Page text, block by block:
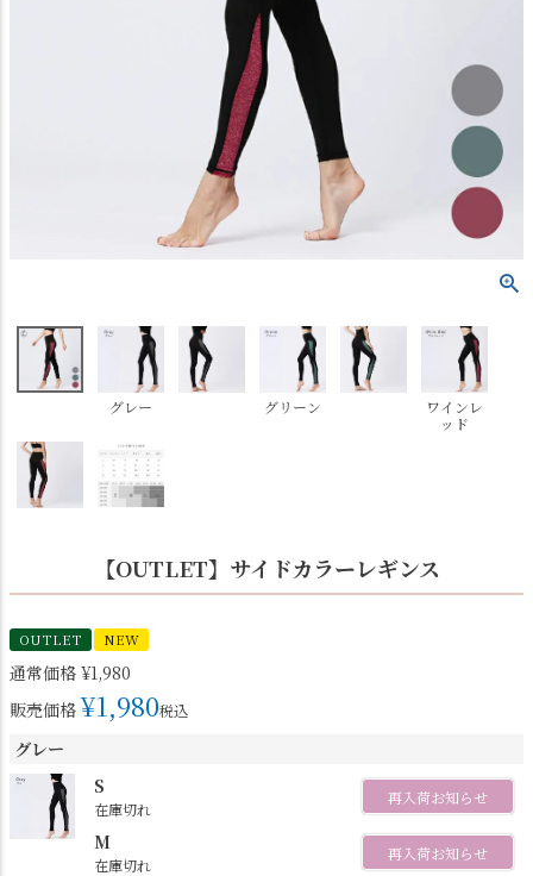
グレー グリーン
ワインレ
ッド
【OUTLET】サイドカラーレギンス
OUTLET NEW
通常価格 ¥1,980
販売価格 ¥1,980税込
グレー
S
在庫切れ
再入荷お知らせ
M
在庫切れ
再入荷お知らせ